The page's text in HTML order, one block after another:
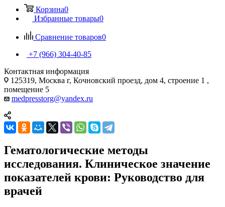
Корзина0
Избранные товары0
Сравнение товаров0
+7 (966) 304-40-85
Контактная информация
125319, Москва г, Кочновский проезд, дом 4, строение 1 ,
помещение 5
medpresstorg@yandex.ru
Гематологические методы
исследования. Клиническое значение
показателей крови: Руководство для
врачей